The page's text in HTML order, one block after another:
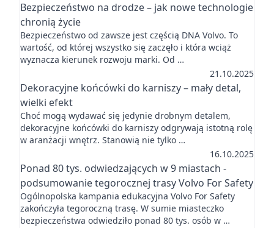
Bezpieczeństwo na drodze – jak nowe technologie
chronią życie
Bezpieczeństwo od zawsze jest częścią DNA Volvo. To
wartość, od której wszystko się zaczęło i która wciąż
wyznacza kierunek rozwoju marki. Od …
21.10.2025
Dekoracyjne końcówki do karniszy – mały detal,
wielki efekt
Choć mogą wydawać się jedynie drobnym detalem,
dekoracyjne końcówki do karniszy odgrywają istotną rolę
w aranżacji wnętrz. Stanowią nie tylko …
16.10.2025
Ponad 80 tys. odwiedzających w 9 miastach -
podsumowanie tegorocznej trasy Volvo For Safety
Ogólnopolska kampania edukacyjna Volvo For Safety
zakończyła tegoroczną trasę. W sumie miasteczko
bezpieczeństwa odwiedziło ponad 80 tys. osób w …